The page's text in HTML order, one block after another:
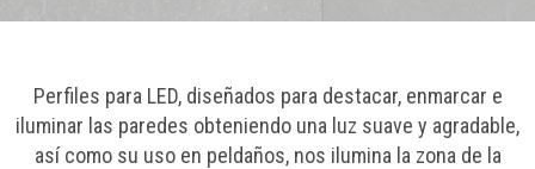
Perfiles para LED, diseñados para destacar, enmarcar e
iluminar las paredes obteniendo una luz suave y agradable,
así como su uso en peldaños, nos ilumina la zona de la